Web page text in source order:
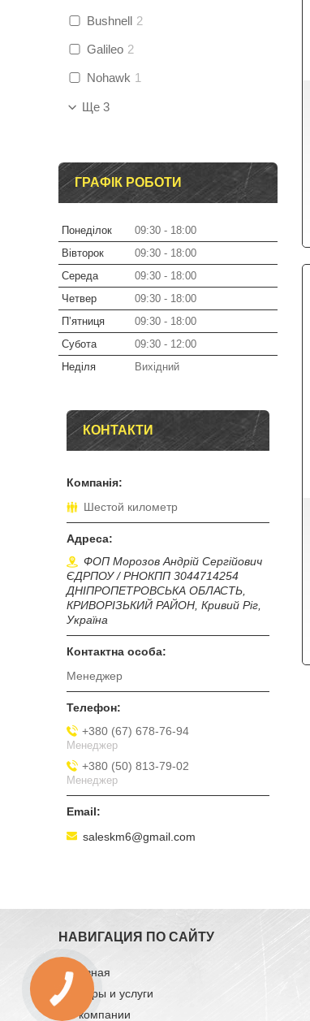
Bushnell 2
Galileo 2
Nohawk 1
Ще 3
ГРАФІК РОБОТИ
Понеділок 09:30
18:00
Вівторок
09:30
18:00
Середа
09:30
18:00
Четвер
09:30
18:00
Пʼятниця
09:30
18:00
Субота
09:30
12:00
Неділя
Вихідний
КОНТАКТИ
Шестой километр
ФОП Морозов Андрій Сергійович
ЄДРПОУ / РНОКПП 3044714254
ДНІПРОПЕТРОВСЬКА ОБЛАСТЬ,
КРИВОРІЗЬКИЙ РАЙОН, Кривий Ріг,
Україна
Менеджер
+380 (67) 678-76-94
Менеджер
+380 (50) 813-79-02
Менеджер
saleskm6@gmail.com
НАВИГАЦИЯ ПО САЙТУ
Главная
Товары и услуги
О компании